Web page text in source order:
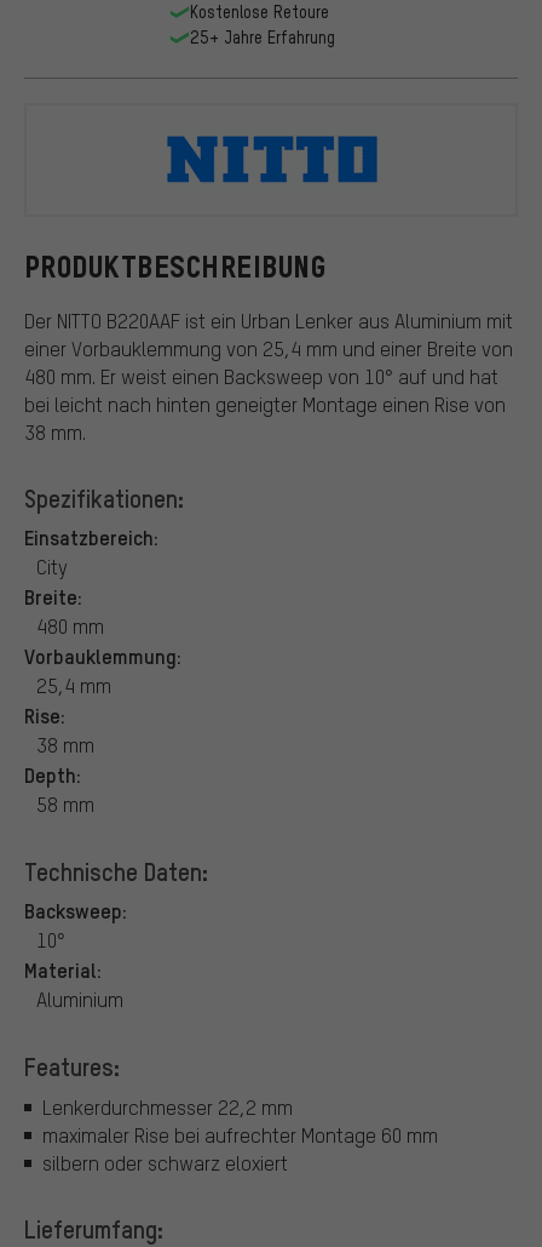
PRODUKTBESCHREIBUNG
Der NITTO B220AAF ist ein Urban Lenker aus Aluminium mit
einer Vorbauklemmung von 25,4 mm und einer Breite von
480 mm. Er weist einen Backsweep von 10° auf und hat
bei leicht nach hinten geneigter Montage einen Rise von
38 mm.
Spezifikationen:
Einsatzbereich:
City
Breite:
480 mm
Vorbauklemmung:
25,4 mm
Rise:
38 mm
Depth:
58 mm
Technische Daten:
Backsweep:
10°
Material:
Aluminium
Features:
Lenkerdurchmesser 22,2 mm
maximaler Rise bei aufrechter Montage 60 mm
silbern oder schwarz eloxiert
Lieferumfang:
Kostenlose Retoure
25+ Jahre Erfahrung